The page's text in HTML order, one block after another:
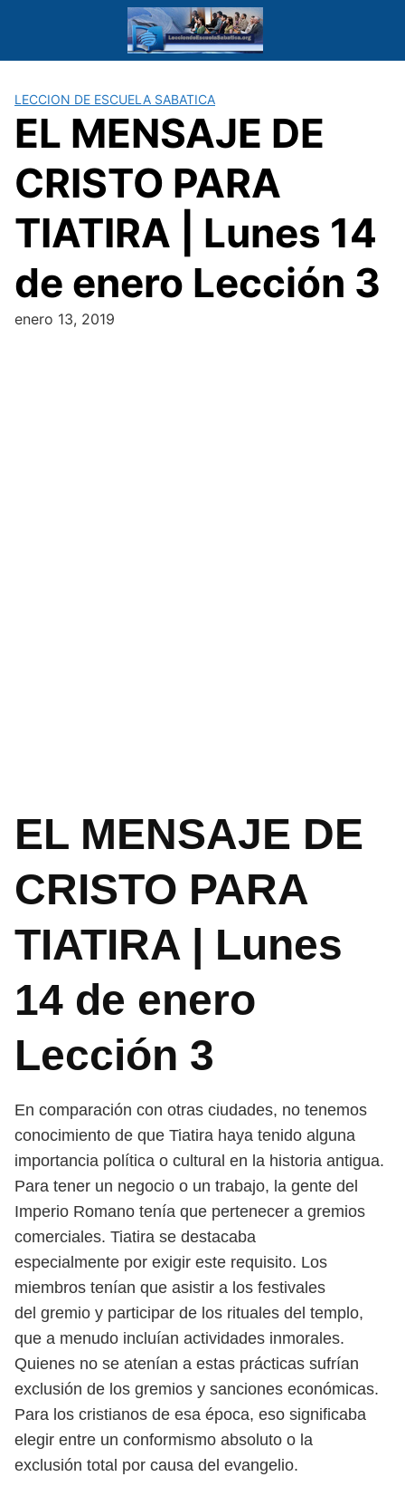
LECCION DE ESCUELA SABATICA
EL MENSAJE DE
CRISTO PARA
TIATIRA | Lunes 14
de enero Lección 3
enero 13, 2019
EL MENSAJE DE
CRISTO PARA
TIATIRA | Lunes
14 de enero
Lección 3
En comparación con otras ciudades, no tenemos
conocimiento de que Tiatira haya tenido alguna
importancia política o cultural en la historia antigua.
Para tener un negocio o un trabajo, la gente del
Imperio Romano tenía que pertenecer a gremios
comerciales. Tiatira se destacaba
especialmente por exigir este requisito. Los
miembros tenían que asistir a los festivales
del gremio y participar de los rituales del templo,
que a menudo incluían actividades inmorales.
Quienes no se atenían a estas prácticas sufrían
exclusión de los gremios y sanciones económicas.
Para los cristianos de esa época, eso significaba
elegir entre un conformismo absoluto o la
exclusión total por causa del evangelio.